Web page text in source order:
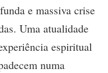
e massiva crise
Uma atualidade
espiritual
numa